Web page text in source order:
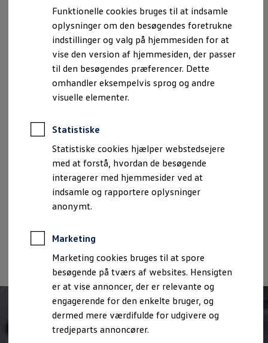
Funktionelle cookies bruges til at indsamle
oplysninger om den besøgendes foretrukne
indstillinger og valg på hjemmesiden for at
vise den version af hjemmesiden, der passer
til den besøgendes præferencer. Dette
omhandler eksempelvis sprog og andre
visuelle elementer.
Statistiske
Statistiske cookies hjælper webstedsejere
med at forstå, hvordan de besøgende
interagerer med hjemmesider ved at
indsamle og rapportere oplysninger
anonymt.
Marketing
Marketing cookies bruges til at spore
besøgende på tværs af websites. Hensigten
er at vise annoncer, der er relevante og
engagerende for den enkelte bruger, og
dermed mere værdifulde for udgivere og
tredjeparts annoncører.
Bestil et tilbud
Brugte biler
Pendlerleasing
Budgetberegner
Firmabil
Vejen til en ny Volkswagen
Online Privatleasing
Finansiering og forsikring
Volkswagen Forsikring
Volkswagen Finansiering
Ejere og services
Book tid på værkstedet
Service
Serviceabonnementer
Service 5+
Service på elbiler
Prismatch
Fordele ved autoriseret værksted
Brugbar information
Servicefordele
Digitale ekstrafunktioner
Se tjenesterne til din model
Volkswagen-apps, login og shop
Forbind mobiltelefonen med bilen
Opdateringer til software, kort og radio
Fleet Interface Data
MinVolkswagen
Digital instruktionsbog
Tilbehør
præsenterer sig også visuelt i midterdisplayet, og
interaktioner tydeliggøres med grafik.
Og som en ny smart feature kan du nu også gøre brug af
den kunstige intelligensChatGPT, når du er på farten – til
information, til at undersøge noget eller bare som
underholdning.
Juridisk information Samtykke
Privatlivspolitik
Cookiepolitik
Handelsbetingelser
Volkswagen AG (Kolofon og juridiske tekster)
Oplysninger om tilgængelighed